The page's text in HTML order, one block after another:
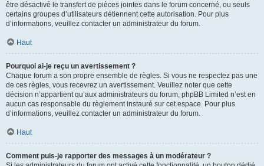
être désactivé le transfert de pièces jointes dans le forum concerné, ou seuls
certains groupes d’utilisateurs détiennent cette autorisation. Pour plus
d’informations, veuillez contacter un administrateur du forum.
Haut
Pourquoi ai-je reçu un avertissement ?
Chaque forum a son propre ensemble de règles. Si vous ne respectez pas une
de ces règles, vous recevrez un avertissement. Veuillez noter que cette
décision n’appartient qu’aux administrateurs du forum, phpBB Limited n’est en
aucun cas responsable du règlement instauré sur cet espace. Pour plus
d’informations, veuillez contacter un administrateur du forum.
Haut
Comment puis-je rapporter des messages à un modérateur ?